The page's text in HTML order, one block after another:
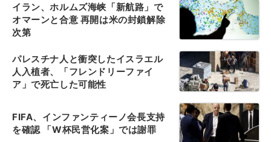
イラン、ホルムズ海峡「新航路」で
オマーンと合意 再開は米の封鎖解除
次第
パレスチナ人と衝突したイスラエル
人入植者、「フレンドリーファイ
ア」で死亡した可能性
FIFA、インファンティーノ会長支持
を確認 「W杯民営化案」では謝罪